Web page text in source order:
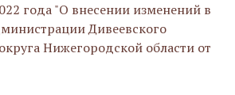
года "О внесении изменений в
Дивеевского
Нижегородской области от